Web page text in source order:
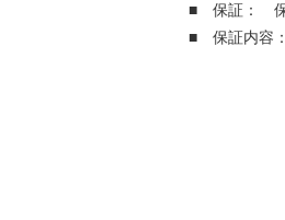
■ 保証：
■ 保証内容